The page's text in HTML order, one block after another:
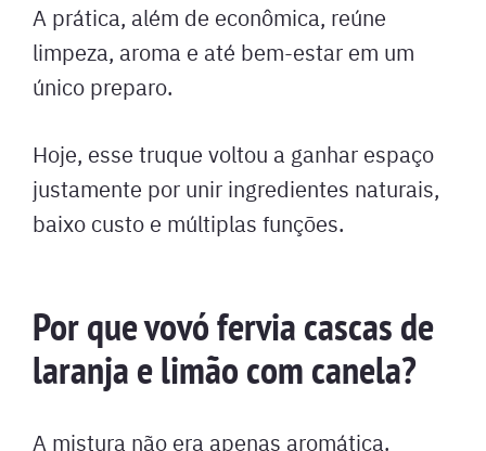
A prática, além de econômica, reúne
limpeza, aroma e até bem-estar em um
único preparo.
Hoje, esse truque voltou a ganhar espaço
justamente por unir ingredientes naturais,
baixo custo e múltiplas funções.
Por que vovó fervia cascas de
laranja e limão com canela?
A mistura não era apenas aromática.